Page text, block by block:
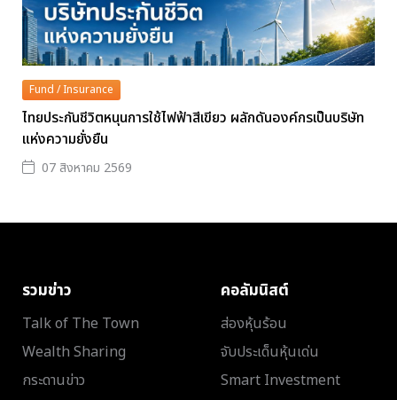
Fund / Insurance
ไทยประกันชีวิตหนุนการใช้ไฟฟ้าสีเขียว ผลักดันองค์กรเป็นบริษัท
แห่งความยั่งยืน
07 สิงหาคม 2569
รวมข่าว
Talk of The Town
Wealth Sharing
กระดานข่าว
คอลัมนิสต์
ส่องหุ้นร้อน
จับประเด็นหุ้นเด่น
Smart Investment